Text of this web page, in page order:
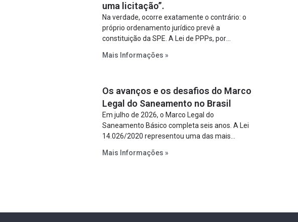
uma licitação”.
Na verdade, ocorre exatamente o contrário: o
próprio ordenamento jurídico prevê a
constituição da SPE. A Lei de PPPs, por
constitua uma SPE para implantar e gerir o
Lei de Concessões, a figura é facultativa e
sujeita a uma escolha racional de projeto a
projeto.
Mais Informações »
Os avanços e os desafios do Marco
Legal do Saneamento no Brasil
Em julho de 2026, o Marco Legal do
Saneamento Básico completa seis anos. A Lei
14.026/2020 representou uma das mais
estabelecer metas claras para a
Mais Informações »